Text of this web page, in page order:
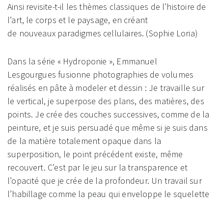
Ainsi revisite-t-il les thèmes classiques de l’histoire de
l’art, le corps et le paysage, en créant
de nouveaux paradigmes cellulaires. (Sophie Loria)
Dans la série « Hydroponie », Emmanuel
Lesgourgues fusionne photographies de volumes
réalisés en pâte à modeler et dessin : Je travaille sur
le vertical, je superpose des plans, des matières, des
points. Je crée des couches successives, comme de la
peinture, et je suis persuadé que même si je suis dans
de la matière totalement opaque dans la
superposition, le point précédent existe, même
recouvert. C’est par le jeu sur la transparence et
l’opacité que je crée de la profondeur. Un travail sur
l’habillage comme la peau qui enveloppe le squelette